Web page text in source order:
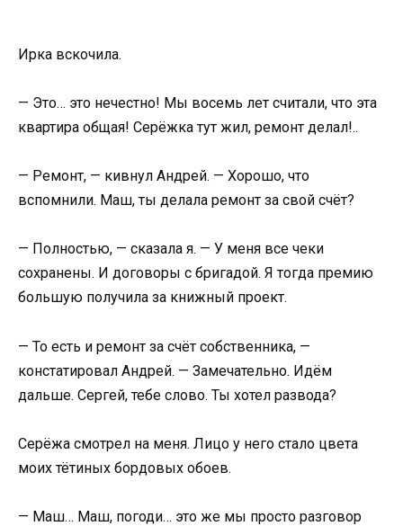
Ирка вскочила.
— Это… это нечестно! Мы восемь лет считали, что эта
квартира общая! Серёжка тут жил, ремонт делал!..
— Ремонт, — кивнул Андрей. — Хорошо, что
вспомнили. Маш, ты делала ремонт за свой счёт?
— Полностью, — сказала я. — У меня все чеки
сохранены. И договоры с бригадой. Я тогда премию
большую получила за книжный проект.
— То есть и ремонт за счёт собственника, —
констатировал Андрей. — Замечательно. Идём
дальше. Сергей, тебе слово. Ты хотел развода?
Серёжа смотрел на меня. Лицо у него стало цвета
моих тётиных бордовых обоев.
— Маш… Маш, погоди… это же мы просто разговор